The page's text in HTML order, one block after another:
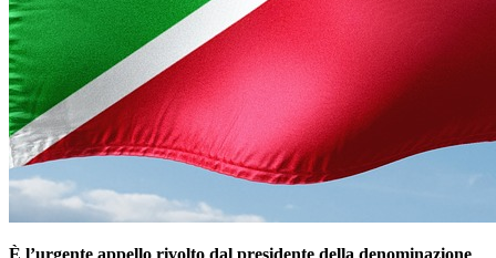
È l’urgente appello rivolto dal presidente della denominazione